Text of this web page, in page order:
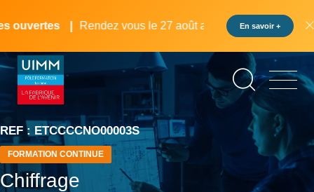
au
principal
Rendez vous le 27 août au pôle formation UIMM
En savoir +
REF : ETCCCCNO00003S
FORMATION CONTINUE
Chiffrage